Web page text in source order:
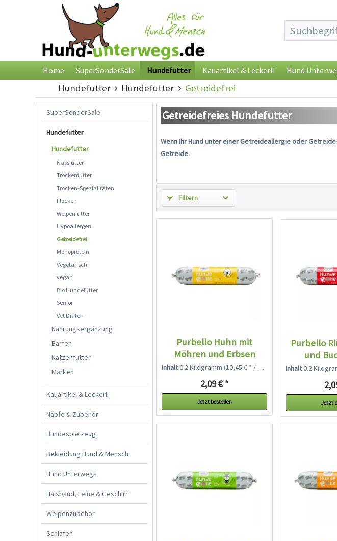
Home SuperSonderSale Hundefutter Kauartikel & Leckerli Hund
Hundefutter Hundefutter Getreidefrei
SuperSonderSale
Hundefutter
Hundefutter
Nassfutter
Trockenfutter
Trocken-Spezialitäten
Flocken
Welpenfutter
Hypoallergen
Getreidefrei
Monoprotein
Vegetarisch
vegan
Bio Hundefutter
Senior
Vet Diäten
Nahrungsergänzung
Barfen
Katzenfutter
Marken
Kauartikel & Leckerli
Näpfe & Zubehör
Hundespielzeug
Bekleidung Hund & Mensch
Hund Unterwegs
Halsband, Leine & Geschirr
Welpenzubehör
Schlafen
Getreidefreies Hundefutter
Wenn Ihr Hund unter einer Getreideallergie oder
Getreide.
Filtern
Purbello Huhn mit
Möhren und Erbsen
Inhalt0.2 Kilogramm(10,45 € * / 1 Kilogramm)
2,09 € *
Jetzt bestellen
Purbello
und
Inhalt0.2
Jetzt